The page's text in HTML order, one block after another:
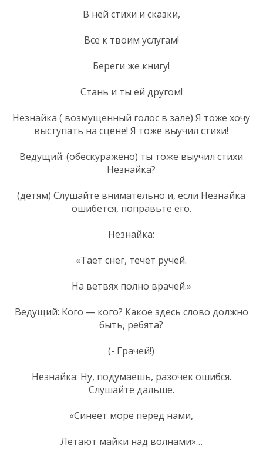
В ней стихи и сказки,
Все к твоим услугам!
Береги же книгу!
Стань и ты ей другом!
Незнайка ( возмущенный голос в зале) Я тоже хочу
выступать на сцене! Я тоже выучил стихи!
Ведущий: (обескуражено) ты тоже выучил стихи
Незнайка?
(детям) Слушайте внимательно и, если Незнайка
ошибётся, поправьте его.
Незнайка:
«Тает снег, течёт ручей.
На ветвях полно врачей.»
Ведущий: Кого — кого? Какое здесь слово должно
быть, ребята?
(- Грачей!)
Незнайка: Ну, подумаешь, разочек ошибся.
Слушайте дальше.
«Синеет море перед нами,
Летают майки над волнами»…